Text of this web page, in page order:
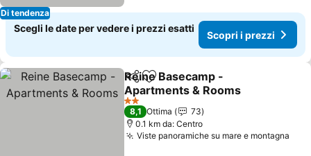
Di tendenza
Scegli le date per vedere i prezzi esatti
Scopri i prezzi
CondividiAggiungi ai preferiti
Reine Basecamp -
Apartments & Rooms
2 Stelle
8,1 Ottima
73
0.1 km da: Centro
Viste panoramiche su mare e montagna